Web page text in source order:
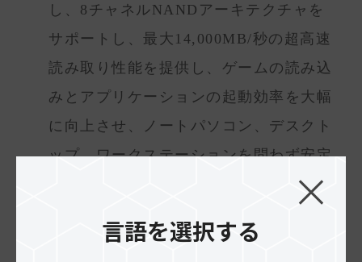
し、8チャネルNANDアーキテクチャを
サポートし、最大14,000MB/秒の超高速
読み取り性能を提供し、ゲームの読み込
みとアプリケーションの起動効率を大幅
に向上させ、ノートパソコン、デスクト
ップ、ワークステーションを問わず安定
して動作し、低消費電力と高性能の最適
な熱管理設計も備えており、温度を効果
言語を選択する